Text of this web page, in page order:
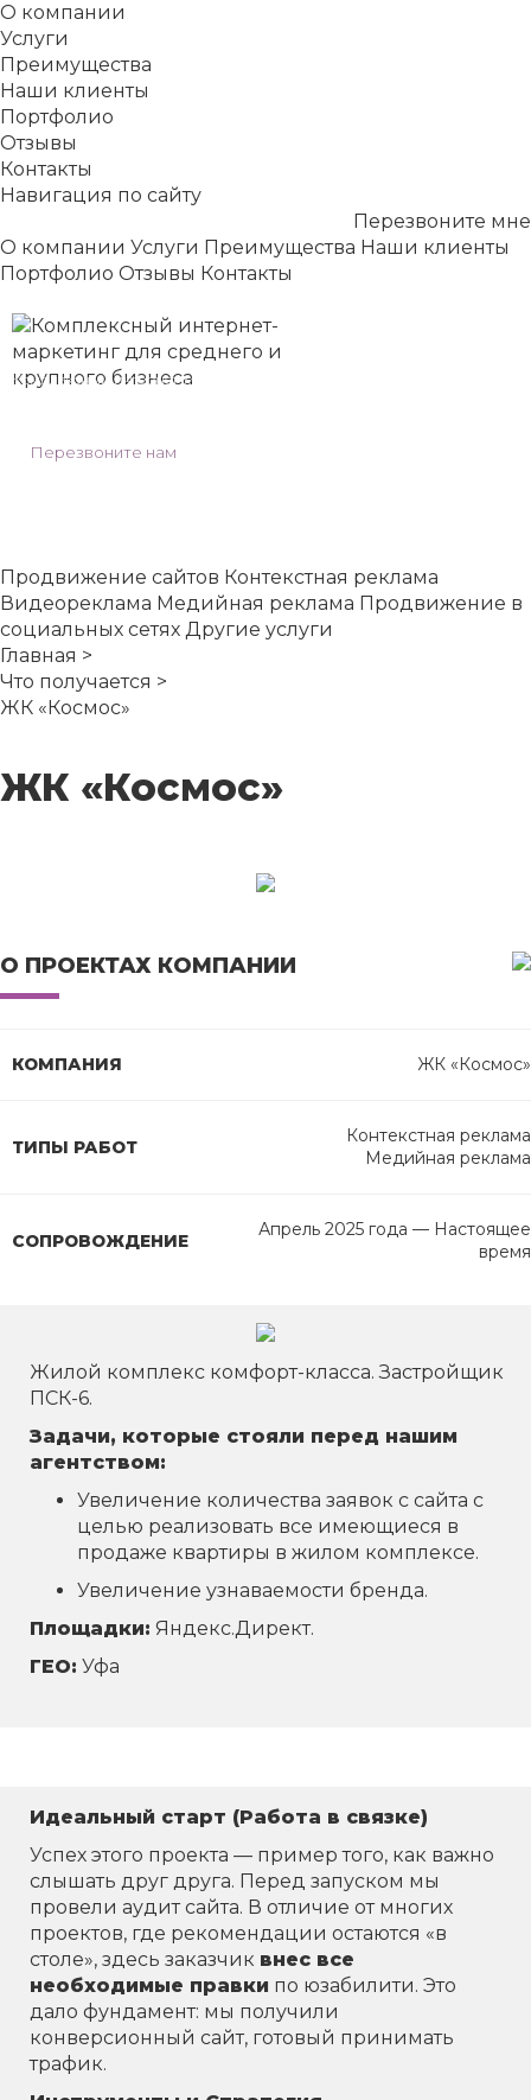
О компании
Услуги
Преимущества
Наши клиенты
Портфолио
Отзывы
Контакты
Навигация по сайту
Перезвоните мне
О компании Услуги Преимущества Наши клиенты
Портфолио Отзывы Контакты
Комплексный интернет-маркетинг
Перезвоните нам
Продвижение сайтов Контекстная реклама
Видеореклама Медийная реклама Продвижение в
социальных сетях Другие услуги
Главная >
Что получается >
ЖК «Космос»
ЖК «Космос»
О ПРОЕКТАХ КОМПАНИИ
КОМПАНИЯ ЖК «Космос»
ТИПЫ РАБОТ
Контекстная реклама
Медийная реклама
СОПРОВОЖДЕНИЕ
Апрель 2025 года — Настоящее
время
Жилой комплекс комфорт-класса. Застройщик
ПСК-6.
Задачи, которые стояли перед нашим
агентством:
Увеличение количества заявок с сайта с
целью реализовать все имеющиеся в
продаже квартиры в жилом комплексе.
Увеличение узнаваемости бренда.
Площадки: Яндекс.Директ.
ГЕО: Уфа
Идеальный старт (Работа в связке)
Успех этого проекта — пример того, как важно
слышать друг друга. Перед запуском мы
провели аудит сайта. В отличие от многих
проектов, где рекомендации остаются «в
столе», здесь заказчик внес все
необходимые правки по юзабилити. Это
дало фундамент: мы получили
конверсионный сайт, готовый принимать
трафик.